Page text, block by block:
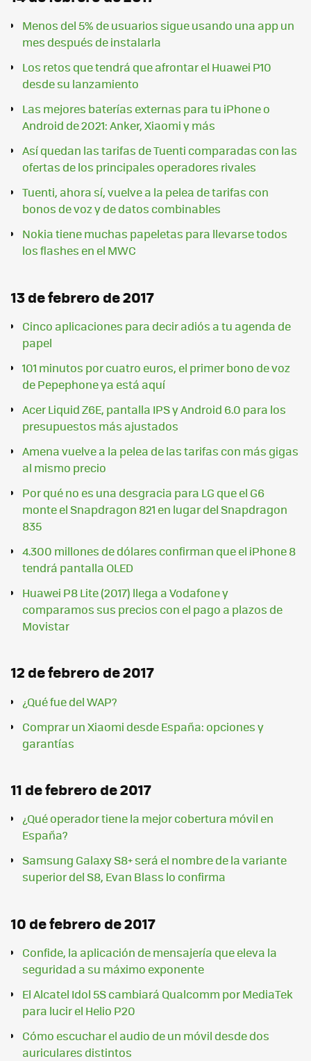
Menos del 5% de usuarios sigue usando una app un
mes después de instalarla
Los retos que tendrá que afrontar el Huawei P10
desde su lanzamiento
Las mejores baterías externas para tu iPhone o
Android de 2021: Anker, Xiaomi y más
Así quedan las tarifas de Tuenti comparadas con las
ofertas de los principales operadores rivales
Tuenti, ahora sí, vuelve a la pelea de tarifas con
bonos de voz y de datos combinables
Nokia tiene muchas papeletas para llevarse todos
los flashes en el MWC
13 de febrero de 2017
Cinco aplicaciones para decir adiós a tu agenda de
papel
101 minutos por cuatro euros, el primer bono de voz
de Pepephone ya está aquí
Acer Liquid Z6E, pantalla IPS y Android 6.0 para los
presupuestos más ajustados
Amena vuelve a la pelea de las tarifas con más gigas
al mismo precio
Por qué no es una desgracia para LG que el G6
monte el Snapdragon 821 en lugar del Snapdragon
835
4.300 millones de dólares confirman que el iPhone 8
tendrá pantalla OLED
Huawei P8 Lite (2017) llega a Vodafone y
comparamos sus precios con el pago a plazos de
Movistar
12 de febrero de 2017
¿Qué fue del WAP?
Comprar un Xiaomi desde España: opciones y
garantías
11 de febrero de 2017
¿Qué operador tiene la mejor cobertura móvil en
España?
Samsung Galaxy S8+ será el nombre de la variante
superior del S8, Evan Blass lo confirma
10 de febrero de 2017
Confide, la aplicación de mensajería que eleva la
seguridad a su máximo exponente
El Alcatel Idol 5S cambiará Qualcomm por MediaTek
para lucir el Helio P20
Cómo escuchar el audio de un móvil desde dos
auriculares distintos